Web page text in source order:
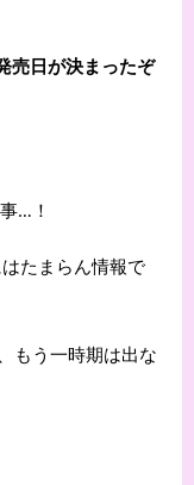
売日が決まったぞ
…！
たまらん情報で
もう一時期は出な